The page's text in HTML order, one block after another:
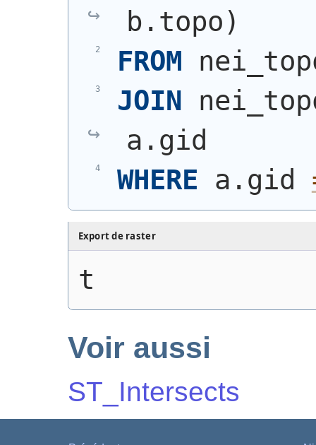
b.topo)
FROM
JOIN
a.gid
WHERE a.gid
Export de raster
t
Voir aussi
ST_Intersects